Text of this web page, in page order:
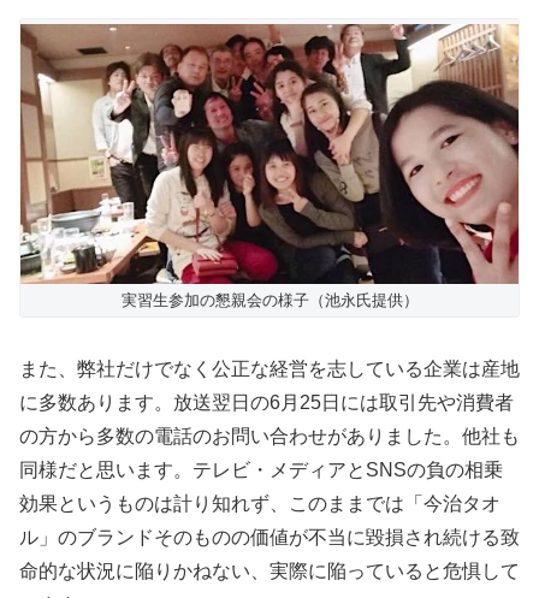
実習生参加の懇親会の様子（池永氏提供）
また、弊社だけでなく公正な経営を志している企業は産地
に多数あります。放送翌日の6月25日には取引先や消費者
の方から多数の電話のお問い合わせがありました。他社も
同様だと思います。テレビ・メディアとSNSの負の相乗
効果というものは計り知れず、このままでは「今治タオ
ル」のブランドそのものの価値が不当に毀損され続ける致
命的な状況に陥りかねない、実際に陥っていると危惧して